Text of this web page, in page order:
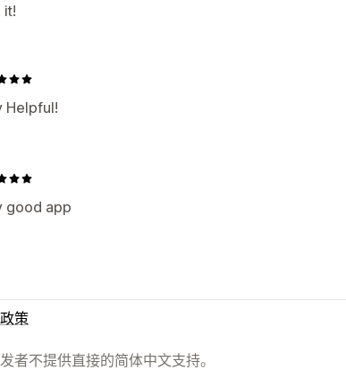
it!
Helpful!
good app
策
者不提供直接的简体中文支持。